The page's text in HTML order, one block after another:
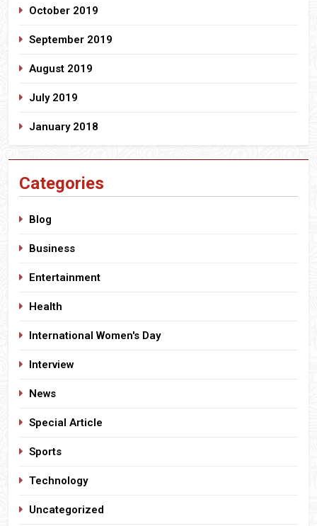
October 2019
September 2019
August 2019
July 2019
January 2018
Categories
Blog
Business
Entertainment
Health
International Women's Day
Interview
News
Special Article
Sports
Technology
Uncategorized